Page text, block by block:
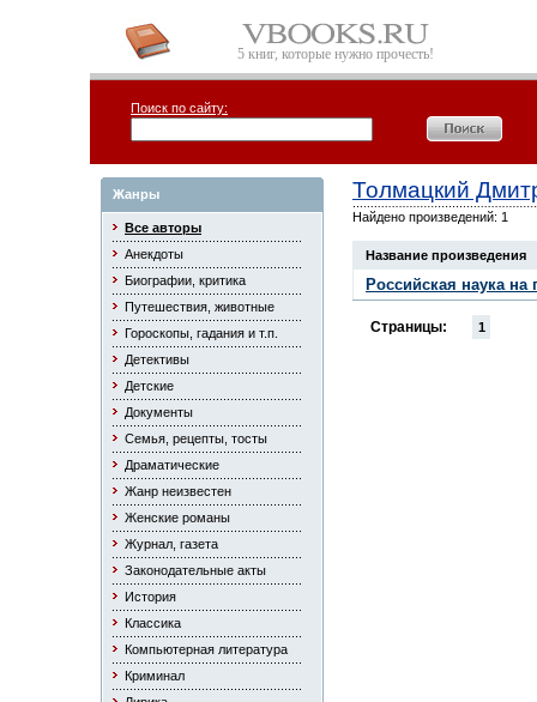
5 книг, которые нужно прочесть!
Поиск по сайту:
Жанры
Все авторы
Анекдоты
Биографии, критика
Путешествия, животные
Гороскопы, гадания и т.п.
Детективы
Детские
Документы
Семья, рецепты, тосты
Драматические
Жанр неизвестен
Женские романы
Журнал, газета
Законодательные акты
История
Классика
Компьютерная литература
Криминал
Толмацкий
Найдено произведений: 1
Название произведения
Российская наука
Страницы: 1